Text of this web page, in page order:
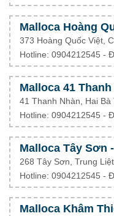
Malloca Hoàng
373 Hoàng Quốc Việt,
Hotline: 0904212545 -
Malloca 41
41 Thanh Nhàn, Hai Bà
Hotline: 0904212545 -
Malloca Tây Sơn
268 Tây Sơn, Trung
Hotline: 0904212545 -
Malloca Khâm